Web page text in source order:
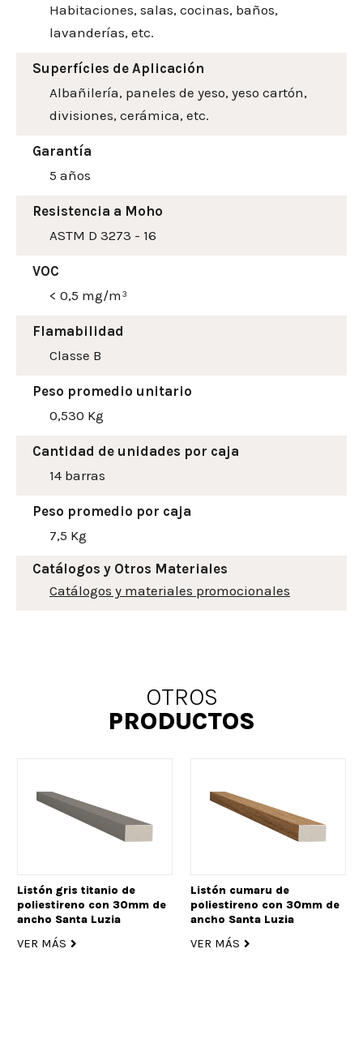
Habitaciones, salas, cocinas, baños,
lavanderías, etc.
Superfícies de Aplicación
Albañilería, paneles de yeso, yeso cartón,
divisiones, cerámica, etc.
Garantía
5 años
Resistencia a Moho
ASTM D 3273 - 16
VOC
< 0,5 mg/m³
Flamabilidad
Classe B
Peso promedio unitario
0,530 Kg
Cantidad de unidades por caja
14 barras
Peso promedio por caja
7,5 Kg
Catálogos y Otros Materiales
Catálogos y materiales promocionales
OTROS
PRODUCTOS
Listón gris titanio de
poliestireno con 30mm de
ancho Santa Luzia
VER MÁS
Listón cumaru de
poliestireno con 30mm de
ancho Santa Luzia
VER MÁS